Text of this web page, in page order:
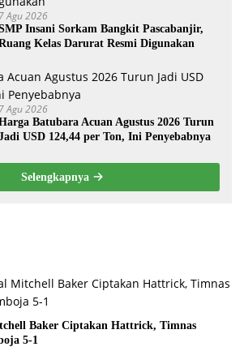
7 Agu 2026
Insani Sorkam Bangkit Pascabanjir,
Kelas Darurat Resmi Digunakan
7 Agu 2026
Batubara Acuan Agustus 2026 Turun
USD 124,44 per Ton, Ini Penyebabnya
Selengkapnya
Baker Ciptakan Hattrick, Timnas
5-1